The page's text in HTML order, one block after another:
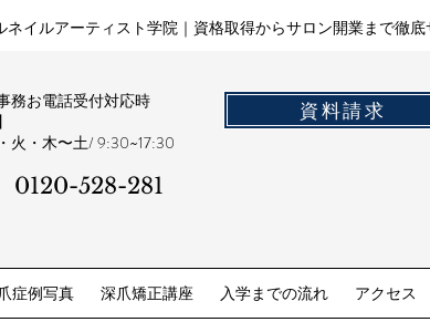
ネイルアーティスト学院｜資格取得からサロン開業まで徹底
事務お電話受付対応時
火・木〜土/ 9:30~17:30
0120-528-281​
資料請求
症例写真 深爪矯正講座 入学までの流れ アクセス